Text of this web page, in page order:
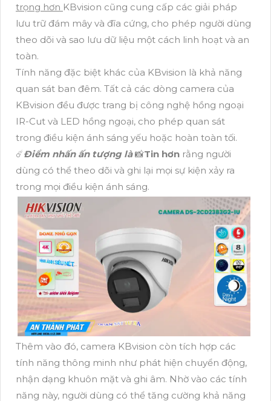
trọng hơn KBvision cũng cung cấp các giải pháp
lưu trữ đám mây và đĩa cứng, cho phép người dùng
theo dõi và sao lưu dữ liệu một cách linh hoạt và an
toàn.
Tính năng đặc biệt khác của KBvision là khả năng
quan sát ban đêm. Tất cả các dòng camera của
KBvision đều được trang bị công nghệ hồng ngoại
IR-Cut và LED hồng ngoại, cho phép quan sát
trong điều kiện ánh sáng yếu hoặc hoàn toàn tối.
☄️Điểm nhấn ấn tượng là📸Tin hơn rằng người
dùng có thể theo dõi và ghi lại mọi sự kiện xảy ra
trong mọi điều kiện ánh sáng.
Thêm vào đó, camera KBvision còn tích hợp các
tính năng thông minh như phát hiện chuyển động,
nhận dạng khuôn mặt và ghi âm. Nhờ vào các tính
năng này, người dùng có thể tăng cường khả năng